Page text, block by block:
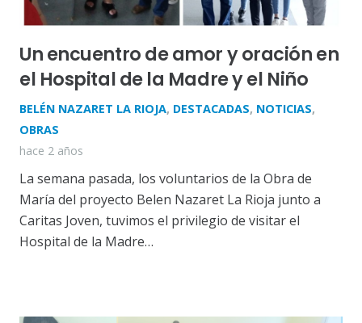
Un encuentro de amor y oración en
el Hospital de la Madre y el Niño
BELÉN NAZARET LA RIOJA, DESTACADAS, NOTICIAS,
OBRAS
hace 2 años
La semana pasada, los voluntarios de la Obra de
María del proyecto Belen Nazaret La Rioja junto a
Caritas Joven, tuvimos el privilegio de visitar el
Hospital de la Madre…